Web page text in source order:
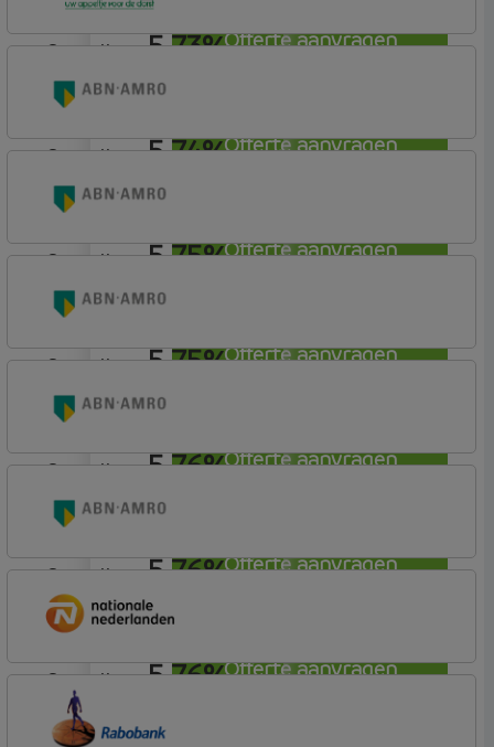
Offerte aanvragen
5,73%
Offerte aanvragen
aflosvrij
5,74%
Offerte aanvragen
Hypotheek
aflosvrij
5,75%
Offerte aanvragen
Budget
aflosvrij
5,75%
Offerte aanvragen
Woning
aflosvrij
5,76%
Offerte aanvragen
Woning (Incl. Korting)
aflosvrij
5,76%
Offerte aanvragen
Woning
aflosvrij
5,76%
Woning (Incl. Korting)
aflosvrij
Nationale-Nederlanden Bank
Nationale Nederlanden